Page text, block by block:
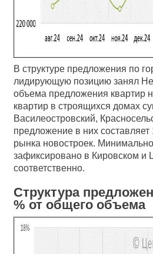
В структуре предложения по
лидирующую позицию занял
объема предложения квартир
квартир в строящихся домах
Василеостровский,
предложение в них
рынка новостроек.
зафиксировано в Кировском и
соответственно.
Структура
% от общего объема